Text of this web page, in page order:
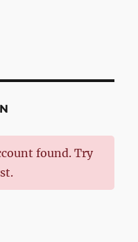
found. Try